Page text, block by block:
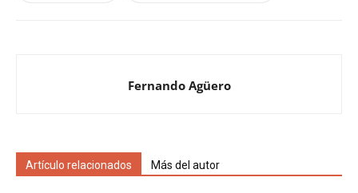
Fernando Agüero
Artículo relacionados Más del autor